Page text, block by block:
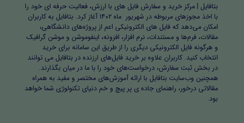
بتافایل | مرکز خرید و سفارش فایل های با ارزش، فعالیت حرفه ای خود را
با اخذ مجوزهای مربوطه در شهریور ماه ۱۴۰۲ آغاز کرد. بتافایل به کاربران
امکان می‌دهد که فایل های الکترونیکی اعم از پروژه‌های دانشگاهی،
مقالات، فرم‌ها و مستندات، نرم افزار، افزونه، اینفوموشن و موشن گرافیک
و هرگونه فایل الکترونیکی دیگری را از طریق این سامانه برای خرید
انتخاب کنید. کاربران علاوه بر خرید فایل‌های ارزنده در بتافایل می توانند
در بخش ثبت سفارش، درخواست‌های خود را با ما در میان بگذارند.
همچنین وب‌سایت بتافایل با ارائه آموزش‌های مختصر و مفید به همراه
مقالاتی درخور، راهنمای جاده ی پر پیچ و خم دنیای تکنولوژی شما خواهد
بود.